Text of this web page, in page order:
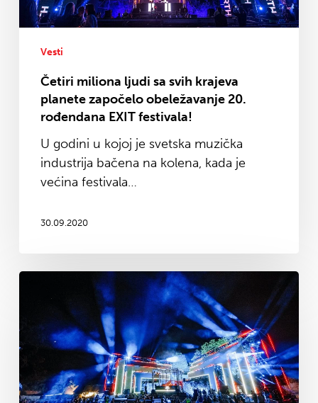
započelo
obeležavanje
EXIT
festivala!
Vesti
Četiri miliona ljudi sa svih krajeva
planete započelo obeležavanje 20.
rođendana EXIT festivala!
U godini u kojoj je svetska muzička
industrija bačena na kolena, kada je
većina festivala…
30.09.2020
Exitov
Stream
vikend
predvode
Adam